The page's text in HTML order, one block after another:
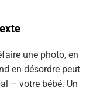
une photo, en
en désordre peut
– votre bébé. Un